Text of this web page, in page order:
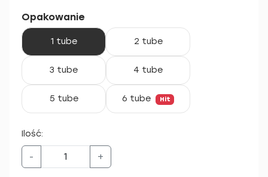
Opakowanie
1 tube 2 tube
3 tube 4 tube
5 tube 6 tube Hit
Ilość:
- +